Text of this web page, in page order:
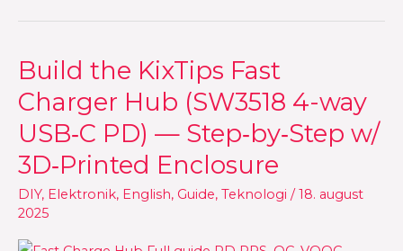
Build the KixTips Fast
Charger Hub (SW3518 4-way
USB‑C PD) — Step‑by‑Step w/
3D‑Printed Enclosure
DIY, Elektronik, English, Guide, Teknologi /18. august
2025
Build
the
KixTips
Fast
Charger
Hub
(SW3518
4-